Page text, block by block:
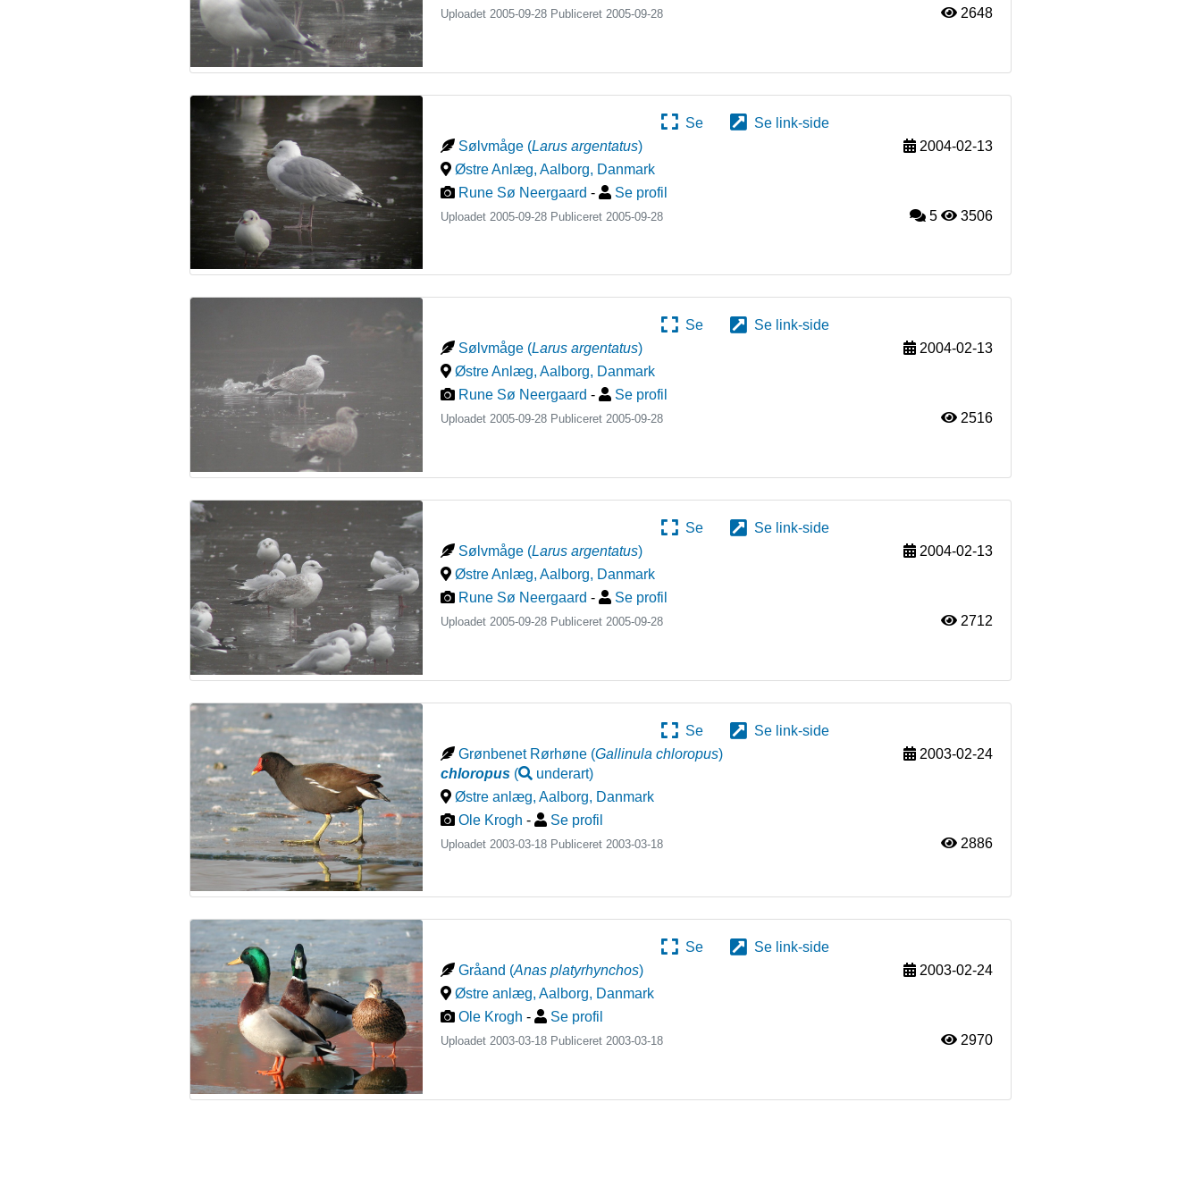
Uploadet 2005-09-28 Publiceret 2005-09-28 2648
Se
Se link-side
Sølvmåge (Larus argentatus)
2004-02-13
Østre Anlæg, Aalborg, Danmark
Rune Sø Neergaard - Se profil
Uploadet 2005-09-28 Publiceret 2005-09-28 5 3506
Se
Se link-side
Sølvmåge (Larus argentatus)
2004-02-13
Østre Anlæg, Aalborg, Danmark
Rune Sø Neergaard - Se profil
Uploadet 2005-09-28 Publiceret2005-09-28 2516
Se
Se link-side
Sølvmåge (Larus argentatus)
2004-02-13
Østre Anlæg, Aalborg, Danmark
Rune Sø Neergaard - Se profil
Uploadet 2005-09-28 Publiceret2005-09-28 2712
Se
Se link-side
Grønbenet Rørhøne (Gallinula chloropus)
chloropus ( underart)
2003-02-24
Østre anlæg, Aalborg, Danmark
Ole Krogh - Se profil
Uploadet 2003-03-18 Publiceret2003-03-18 2886
Se
Se link-side
Gråand (Anas platyrhynchos)
2003-02-24
Østre anlæg, Aalborg, Danmark
Ole Krogh - Se profil
Uploadet 2003-03-18 Publiceret2003-03-18 2970